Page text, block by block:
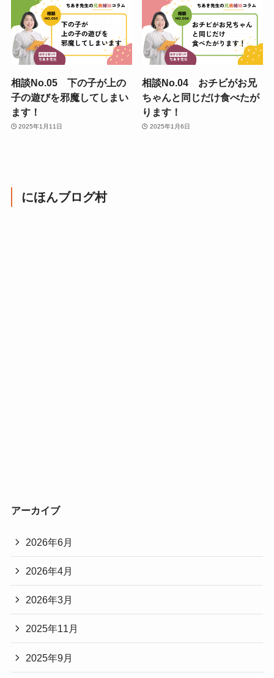
相談No.05 下の子が上の
子の遊びを邪魔してしまい
ます！
2025年1月11日
相談No.04 おチビがお兄
ちゃんと同じだけ食べたが
ります！
2025年1月6日
にほんブログ村
アーカイブ
2026年6月
2026年4月
2026年3月
2025年11月
2025年9月